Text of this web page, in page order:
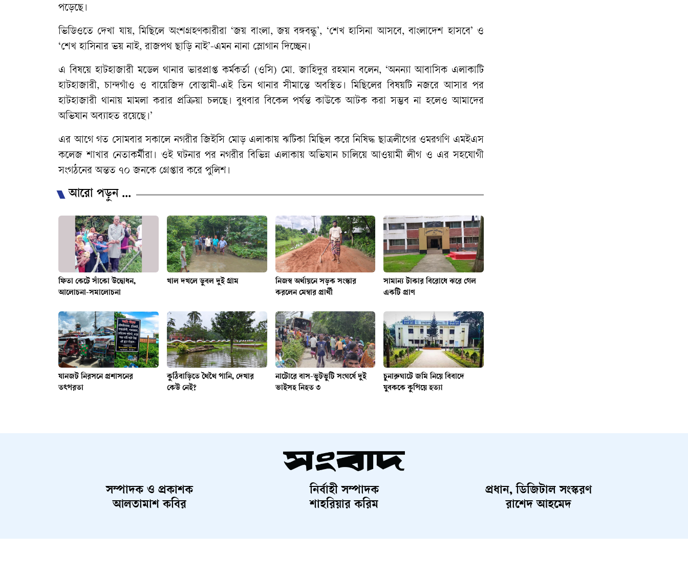
পড়েছে।
ভিডিওতে দেখা যায়, মিছিলে অংশগ্রহণকারীরা ‘জয় বাংলা, জয় বঙ্গবন্ধু’, ‘শেখ হাসিনা আসবে, বাংলাদেশ হাসবে’ ও
‘শেখ হাসিনার ভয় নাই, রাজপথ ছাড়ি নাই’-এমন নানা স্লোগান দিচ্ছেন।
এ বিষয়ে হাটহাজারী মডেল থানার ভারপ্রাপ্ত কর্মকর্তা (ওসি) মো. জাহিদুর রহমান বলেন, ‘অনন্যা আবাসিক এলাকাটি
হাটহাজারী, চান্দগাঁও ও বায়েজিদ বোস্তামী-এই তিন থানার সীমান্তে অবস্থিত। মিছিলের বিষয়টি নজরে আসার পর
হাটহাজারী থানায় মামলা করার প্রক্রিয়া চলছে। বুধবার বিকেল পর্যন্ত কাউকে আটক করা সম্ভব না হলেও আমাদের
অভিযান অব্যাহত রয়েছে।’
এর আগে গত সোমবার সকালে নগরীর জিইসি মোড় এলাকায় ঝটিকা মিছিল করে নিষিদ্ধ ছাত্রলীগের ওমরগণি এমইএস
কলেজ শাখার নেতাকর্মীরা। ওই ঘটনার পর নগরীর বিভিন্ন এলাকায় অভিযান চালিয়ে আওয়ামী লীগ ও এর সহযোগী
সংগঠনের অন্তত ৭০ জনকে গ্রেপ্তার করে পুলিশ।
আরো পড়ুন ...
ফিতা কেটে সাঁকো উদ্বোধন,
আলোচনা-সমালোচনা
খাল দখলে ডুবল দুই গ্রাম
নিজস্ব অর্থায়নে সড়ক সংস্কার
করলেন মেম্বার প্রার্থী
সামান্য টাকার বিরোধে ঝরে গেল
একটি প্রাণ
যানজট নিরসনে প্রশাসনের
তৎপরতা
কুঠিবাড়িতে থৈথৈ পানি, দেখার
কেউ নেই?
নাটোরে বাস-ভুটভুটি সংঘর্ষে দুই
ভাইসহ নিহত ৩
চুনারুঘাটে জমি নিয়ে বিবাদে
যুবককে কুপিয়ে হত্যা
সম্পাদক ও প্রকাশক
আলতামাশ কবির
নির্বাহী সম্পাদক
শাহরিয়ার করিম
প্রধান, ডিজিটাল সংস্করণ
রাশেদ আহমেদ